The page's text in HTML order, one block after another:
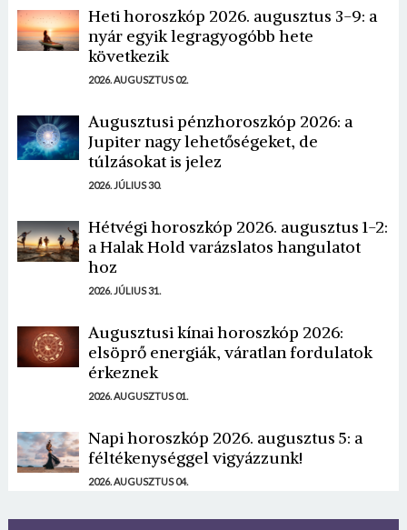
Heti horoszkóp 2026. augusztus 3-9: a
nyár egyik legragyogóbb hete
következik
2026. AUGUSZTUS 02.
Augusztusi pénzhoroszkóp 2026: a
Jupiter nagy lehetőségeket, de
túlzásokat is jelez
2026. JÚLIUS 30.
Hétvégi horoszkóp 2026. augusztus 1-2:
a Halak Hold varázslatos hangulatot
hoz
2026. JÚLIUS 31.
Augusztusi kínai horoszkóp 2026:
elsöprő energiák, váratlan fordulatok
érkeznek
2026. AUGUSZTUS 01.
Napi horoszkóp 2026. augusztus 5: a
féltékenységgel vigyázzunk!
2026. AUGUSZTUS 04.